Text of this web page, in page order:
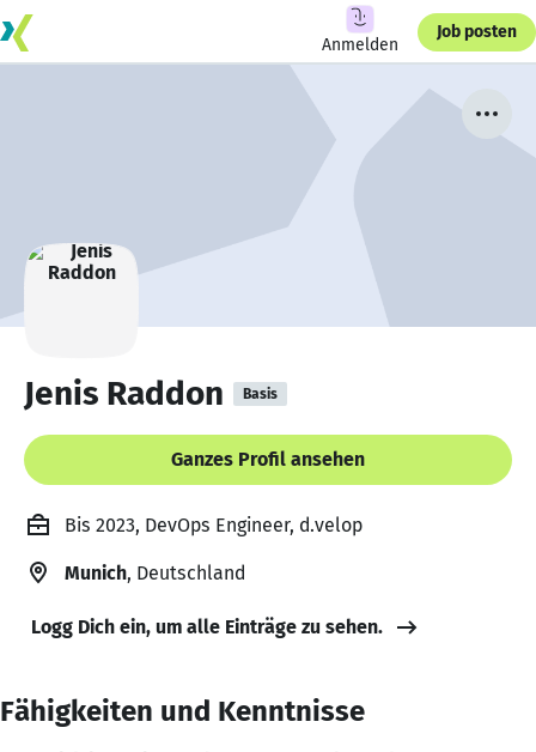
Anmelden
Job posten
Jenis Raddon Basis
Ganzes Profil ansehen
Bis 2023, DevOps Engineer, d.velop
Munich, Deutschland
Logg Dich ein, um alle Einträge zu sehen.
Fähigkeiten und Kenntnisse